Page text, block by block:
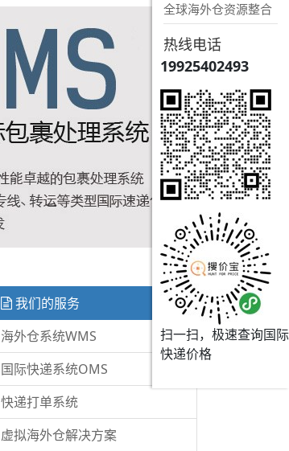
我们的服务
海外仓系统WMS
国际快递系统OMS
快递打单系统
虚拟海外仓解决方案
全球海外仓资源整合
热线电话
19925402493
扫一扫，极速查询国际
快递价格